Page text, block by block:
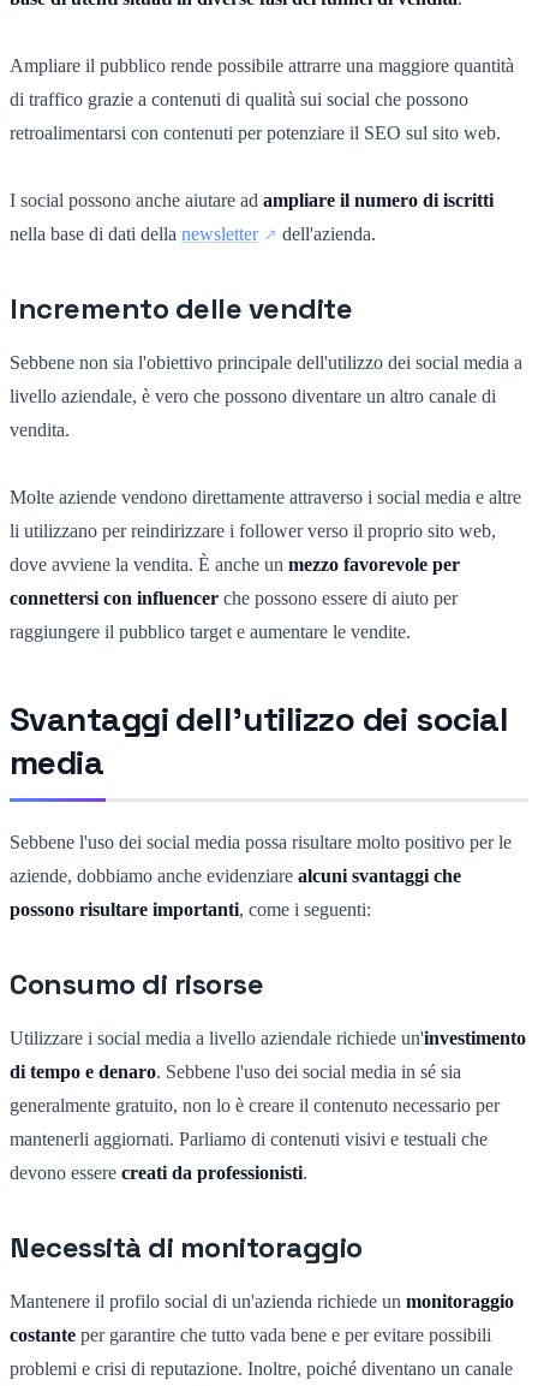
Ampliare il pubblico rende possibile attrarre una maggiore quantità
di traffico grazie a contenuti di qualità sui social che possono
retroalimentarsi con contenuti per potenziare il SEO sul sito web.
I social possono anche aiutare ad ampliare il numero di iscritti
nella base di dati della newsletter dell'azienda.
Incremento delle vendite
Sebbene non sia l'obiettivo principale dell'utilizzo dei social media a
livello aziendale, è vero che possono diventare un altro canale di
vendita.
Molte aziende vendono direttamente attraverso i social media e altre
li utilizzano per reindirizzare i follower verso il proprio sito web,
dove avviene la vendita. È anche un mezzo favorevole per
connettersi con influencer che possono essere di aiuto per
raggiungere il pubblico target e aumentare le vendite.
Svantaggi dell'utilizzo dei social
media
Sebbene l'uso dei social media possa risultare molto positivo per le
aziende, dobbiamo anche evidenziare alcuni svantaggi che
possono risultare importanti, come i seguenti:
Consumo di risorse
Utilizzare i social media a livello aziendale richiede un'investimento
di tempo e denaro. Sebbene l'uso dei social media in sé sia
generalmente gratuito, non lo è creare il contenuto necessario per
mantenerli aggiornati. Parliamo di contenuti visivi e testuali che
devono essere creati da professionisti.
Necessità di monitoraggio
Mantenere il profilo social di un'azienda richiede un monitoraggio
costante per garantire che tutto vada bene e per evitare possibili
problemi e crisi di reputazione. Inoltre, poiché diventano un canale